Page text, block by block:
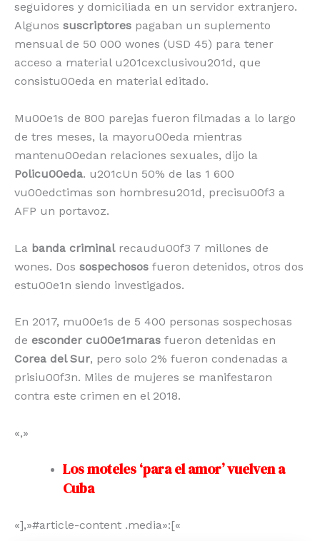
seguidores y domiciliada en un servidor extranjero.
Algunos suscriptores pagaban un suplemento
mensual de 50 000 wones (USD 45) para tener
acceso a material u201cexclusivou201d, que
consistu00eda en material editado.
Mu00e1s de 800 parejas fueron filmadas a lo largo
de tres meses, la mayoru00eda mientras
mantenu00edan relaciones sexuales, dijo la
Policu00eda. u201cUn 50% de las 1 600
vu00edctimas son hombresu201d, precisu00f3 a
AFP un portavoz.
La banda criminalrecaudu00f3 7 millones de
wones. Dos sospechosos fueron detenidos, otros dos
estu00e1n siendo investigados.
En 2017, mu00e1s de 5 400 personas sospechosas
de esconder cu00e1maras fueron detenidas en
Corea del Sur, pero solo 2% fueron condenadas a
prisiu00f3n. Miles de mujeres se manifestaron
contra este crimen en el 2018.
«,»
Los moteles ‘para el amor’ vuelven a
Cuba
«],»#article-content .media»:[«